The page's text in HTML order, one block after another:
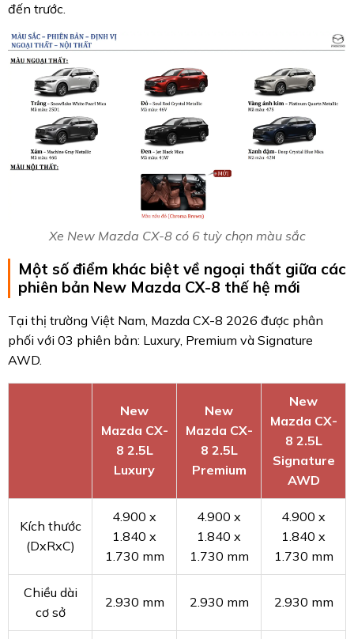
đến trước.
Xe New Mazda CX-8 có 6 tuỳ chọn màu sắc
Một số điểm khác biệt về ngoại thất giữa các
phiên bản New Mazda CX-8 thế hệ mới
Tại thị trường Việt Nam, Mazda CX-8 2026 được phân
phối với 03 phiên bản: Luxury, Premium và Signature
AWD.
New
Mazda CX-
8 2.5L
Luxury
New
Mazda CX-
8 2.5L
Premium
New
Mazda CX-
8 2.5L
Signature
AWD
Kích thước
(DxRxC)
4.900 x
1.840 x
1.730 mm
4.900 x
1.840 x
1.730 mm
4.900 x
1.840 x
1.730 mm
Chiều dài
cơ sở
2.930 mm 2.930 mm 2.930 mm